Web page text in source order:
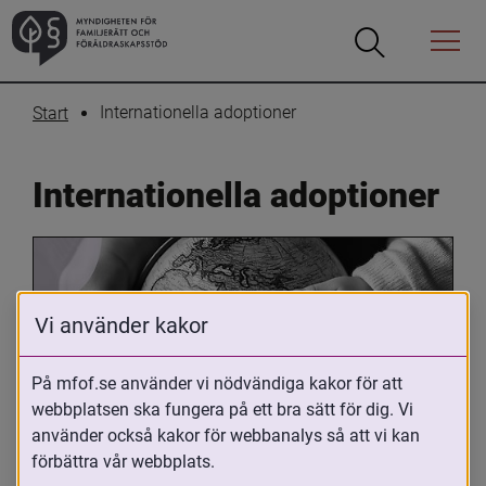
Öppna
Öppna
Menyn
Start Internationella adoptioner
Internationella adoptioner
Oavsett om du är adopterad,
adoptivförälder eller arbetar med
Vi använder kakor
På mfof.se använder vi nödvändiga kakor för att
webbplatsen ska fungera på ett bra sätt för dig. Vi
använder också kakor för webbanalys så att vi kan
förbättra vår webbplats.